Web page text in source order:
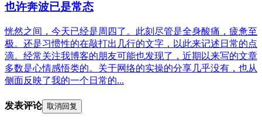
也许奔波已是常态
恍然之间，今天已经是周四了。此刻尽管是全身酸痛，疲惫至
极。还是习惯性的在敲打出几行的文字，以此来记述日常的点
滴。经常关注我博客的朋友可能也发现了，近期以来写的文章
多数是心情感悟类的。关于网络的实操的分享几乎没有，也从
侧面反映了我的一个日常的...
发表评论 取消回复